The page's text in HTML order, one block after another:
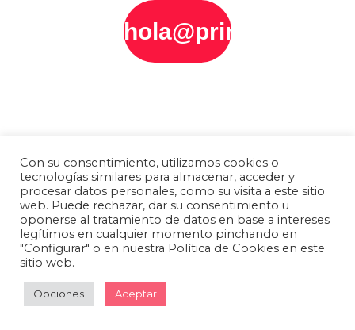
hola@printly.es
Con su consentimiento, utilizamos cookies o
tecnologías similares para almacenar, acceder y
procesar datos personales, como su visita a este sitio
web. Puede rechazar, dar su consentimiento u
oponerse al tratamiento de datos en base a intereses
legítimos en cualquier momento pinchando en
"Configurar" o en nuestra Política de Cookies en este
sitio web.
Opciones Aceptar